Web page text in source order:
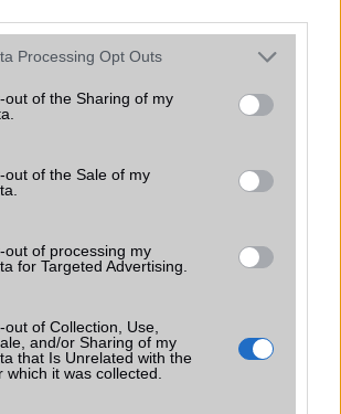
website/app uses one or more Google
visit or usage behaviour. You may click to
to Google and its third-party tags to
below specified purposes in below Google
Processing Opt Outs
out of the Sharing of my
out of the Sale of my
out of processing my
for Targeted Advertising.
of Collection, Use,
and/or Sharing of my
that Is Unrelated with the
which it was collected.
köszi.
mondani hogy kb milyen árban mozog és hol